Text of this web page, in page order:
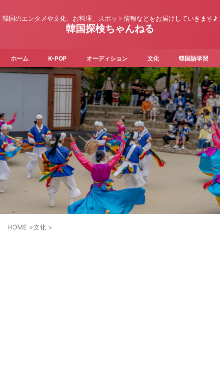
韓国のエンタメや文化、お料理、スポット情報などをお届けしていきます♪
韓国探検ちゃんねる
ホーム K-POP オーディション 文化 韓国語学習
HOME >文化 >